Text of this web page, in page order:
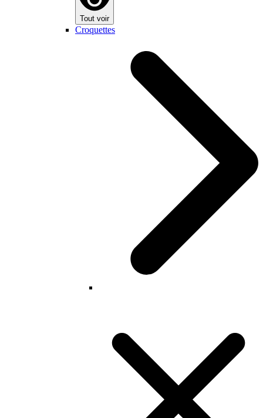
Tout voir
Croquettes